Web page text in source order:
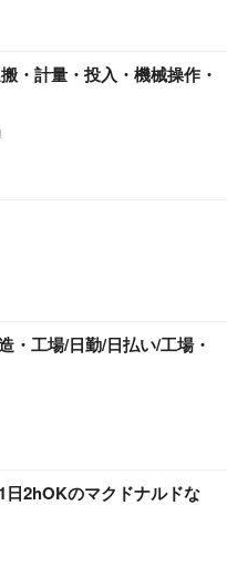
・計量・投入・機械操作・
・工場/日勤/日払い/工場・
日2hOKのマクドナルドな